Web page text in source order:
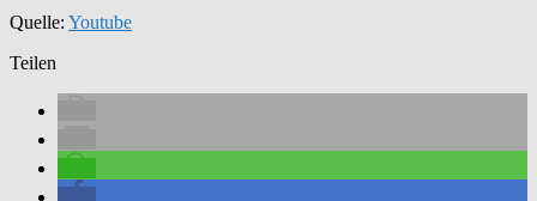
Quelle: Youtube
Teilen